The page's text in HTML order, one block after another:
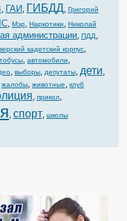
, ГАИ, ГИБДД, Григорий
, Мэр, Наркотики, Николай
администрации, ПДД,
кадетский корпус,
, автомобили,
, выборы, депутаты, дети,
жалобы, животные, клуб
, прикол,
, спорт, школы